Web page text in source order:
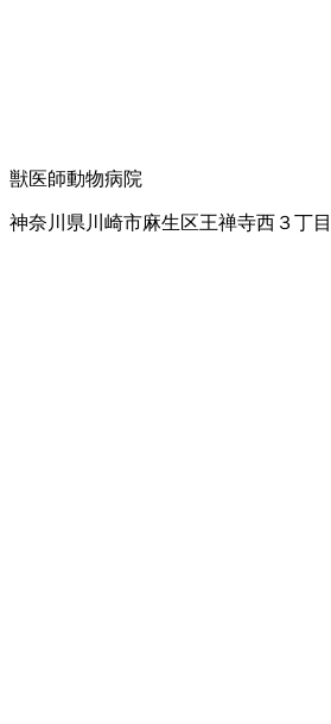
獣医師動物病院
神奈川県川崎市麻生区王禅寺西３丁目